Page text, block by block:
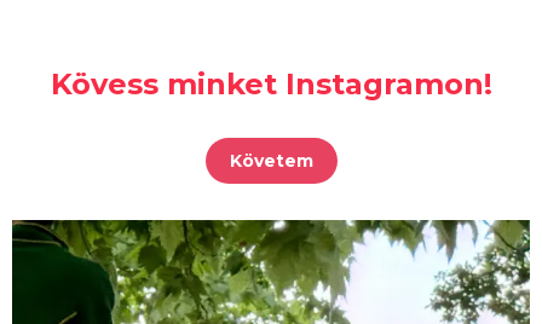
Kövess minket Instagramon!
Követem